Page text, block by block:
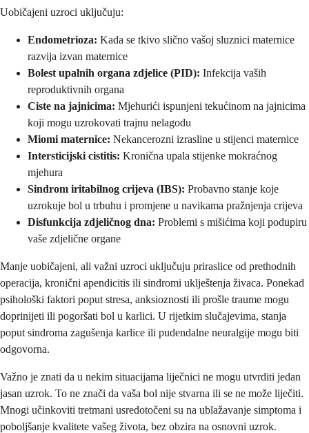
Uobičajeni uzroci uključuju:
Endometrioza: Kada se tkivo slično vašoj sluznici maternice
razvija izvan maternice
Bolest upalnih organa zdjelice (PID): Infekcija vaših
reproduktivnih organa
Ciste na jajnicima: Mjehurići ispunjeni tekućinom na jajnicima
koji mogu uzrokovati trajnu nelagodu
Miomi maternice: Nekancerozni izrasline u stijenci maternice
Intersticijski cistitis: Kronična upala stijenke mokraćnog
mjehura
Sindrom iritabilnog crijeva (IBS): Probavno stanje koje
uzrokuje bol u trbuhu i promjene u navikama pražnjenja crijeva
Disfunkcija zdjeličnog dna: Problemi s mišićima koji podupiru
vaše zdjelične organe
Manje uobičajeni, ali važni uzroci uključuju priraslice od prethodnih
operacija, kronični apendicitis ili sindromi uklještenja živaca. Ponekad
psihološki faktori poput stresa, anksioznosti ili prošle traume mogu
doprinijeti ili pogoršati bol u karlici. U rijetkim slučajevima, stanja
poput sindroma zagušenja karlice ili pudendalne neuralgije mogu biti
odgovorna.
Važno je znati da u nekim situacijama liječnici ne mogu utvrditi jedan
jasan uzrok. To ne znači da vaša bol nije stvarna ili se ne može liječiti.
Mnogi učinkoviti tretmani usredotočeni su na ublažavanje simptoma i
poboljšanje kvalitete vašeg života, bez obzira na osnovni uzrok.